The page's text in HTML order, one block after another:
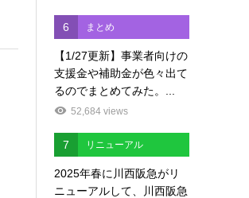
6 まとめ
【1/27更新】事業者向けの
支援金や補助金が色々出て
るのでまとめてみた。...
52,684 views
7 リニューアル
2025年春に川西阪急がリ
ニューアルして、川西阪急